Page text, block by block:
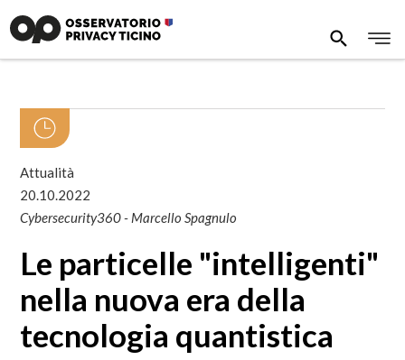
Attualità
20.10.2022
Cybersecurity360 - Marcello Spagnulo
Le particelle "intelligenti"
nella nuova era della
tecnologia quantistica